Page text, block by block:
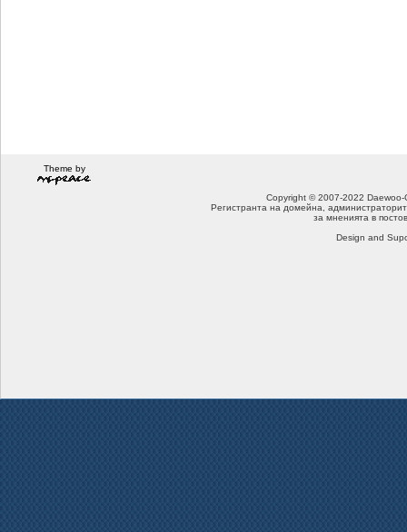
Theme by
Copyright © 2007-2022
Регистранта на домейна,
за мненията в
Design and